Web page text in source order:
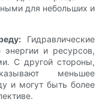
для небольших и
Гидравлические
и ресурсов,
С другой стороны,
меньшее
и могут быть более